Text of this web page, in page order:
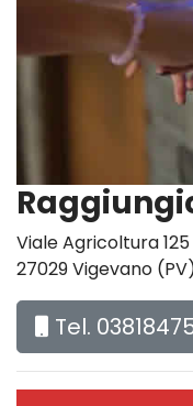
Viale Agricoltura 125
27029 Vigevano
Tel.